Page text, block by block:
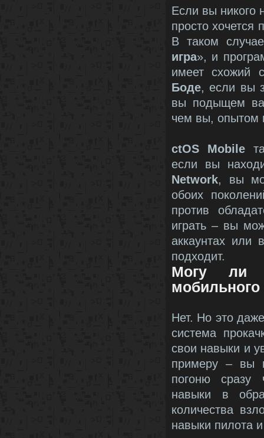
Если вы никого
просто хочется
В таком
игра», и
имеет схожий
Боде, если вы
вы подыщем
чем вы, опытом
ctOS Mobile
если вы
Network, вы
обоих
против
играть – вы
аккаунтах или
подходит.
Могу ли
мобильного
Нет. Но это
система
свои навыки и
примеру – вы
погоню сразу
навыки в
количества
навыки пилота